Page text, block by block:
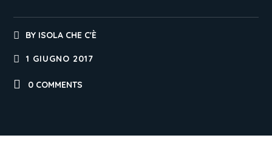
BY ISOLA CHE C'È
1 GIUGNO 2017
0 COMMENTS